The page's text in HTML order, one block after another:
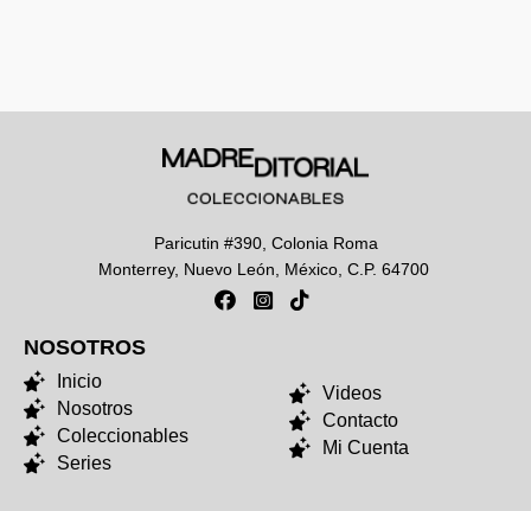
Paricutin #390, Colonia Roma
Monterrey, Nuevo León, México, C.P. 64700
NOSOTROS
Inicio
Nosotros
Coleccionables
Series
Videos
Contacto
Mi Cuenta